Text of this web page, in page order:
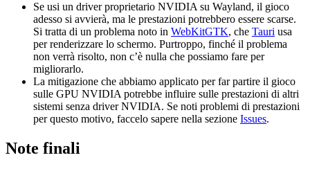
Se usi un driver proprietario NVIDIA su Wayland, il gioco
adesso si avvierà, ma le prestazioni potrebbero essere scarse.
Si tratta di un problema noto in WebKitGTK, che Tauri usa
per renderizzare lo schermo. Purtroppo, finché il problema
non verrà risolto, non c’è nulla che possiamo fare per
migliorarlo.
La mitigazione che abbiamo applicato per far partire il gioco
sulle GPU NVIDIA potrebbe influire sulle prestazioni di altri
sistemi senza driver NVIDIA. Se noti problemi di prestazioni
per questo motivo, faccelo sapere nella sezione Issues.
Note finali